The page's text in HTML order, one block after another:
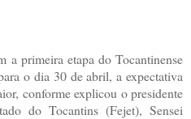
a primeira etapa do Tocantinense
o dia 30 de abril, a expectativa
conforme explicou o presidente
do Tocantins (Fejet), Sensei